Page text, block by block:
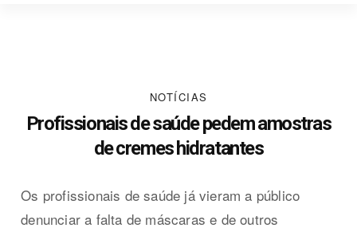
NOTÍCIAS
Profissionais de saúde pedem amostras
de cremes hidratantes
Os profissionais de saúde já vieram a público
denunciar a falta de máscaras e de outros